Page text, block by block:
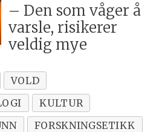
– Den som våger å
varsle, risikerer
veldig mye
VOLD
KULTUR
FORSKNINGSETIKK